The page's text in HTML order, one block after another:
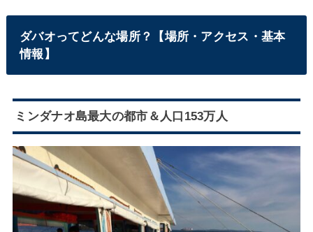
ダバオってどんな場所？【場所・アクセス・基本
情報】
ミンダナオ島最大の都市＆人口153万人